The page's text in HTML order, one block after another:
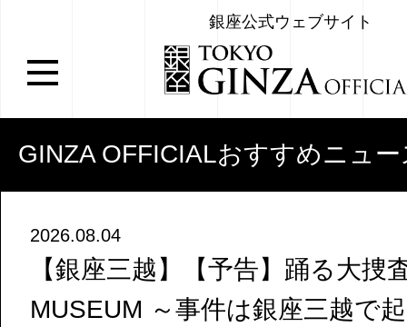
銀座公式ウェブサイト
GINZA OFFICIALおすすめニュー
2026.08.04
【銀座三越】【予告】踊る大捜
MUSEUM ～事件は銀座三越で